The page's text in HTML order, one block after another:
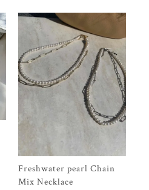
Freshwater pearl Chain
Mix Necklace